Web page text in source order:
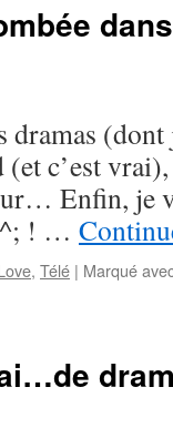
dramas
(et c’est
Enfin, je
! …
, Télé | Marqué